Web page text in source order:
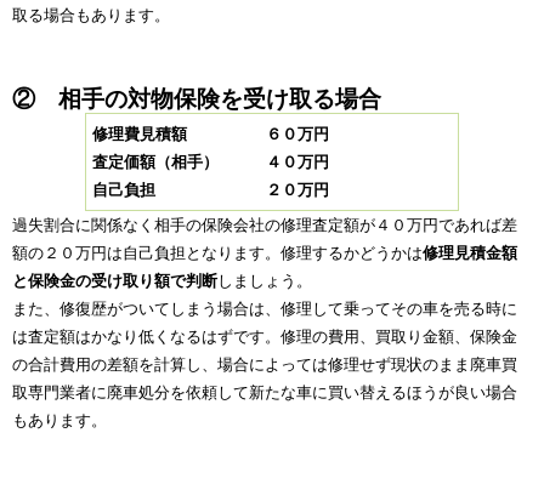
取る場合もあります。
② 相手の対物保険を受け取る場合
修理費見積額 ６０万円
査定価額（相手） ４０万円
自己負担 ２０万円
過失割合に関係なく相手の保険会社の修理査定額が４０万円であれば差
額の２０万円は自己負担となります。修理するかどうかは修理見積金額
と保険金の受け取り額で判断しましょう。
また、修復歴がついてしまう場合は、修理して乗ってその車を売る時に
は査定額はかなり低くなるはずです。修理の費用、買取り金額、保険金
の合計費用の差額を計算し、場合によっては修理せず現状のまま廃車買
取専門業者に廃車処分を依頼して新たな車に買い替えるほうが良い場合
もあります。